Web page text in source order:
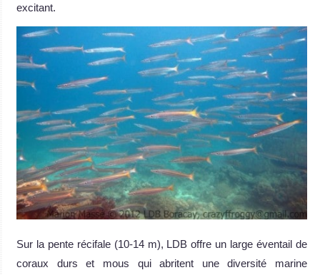
excitant.
Sur la pente récifale (10-14 m), LDB offre un large éventail de
coraux durs et mous qui abritent une diversité marine